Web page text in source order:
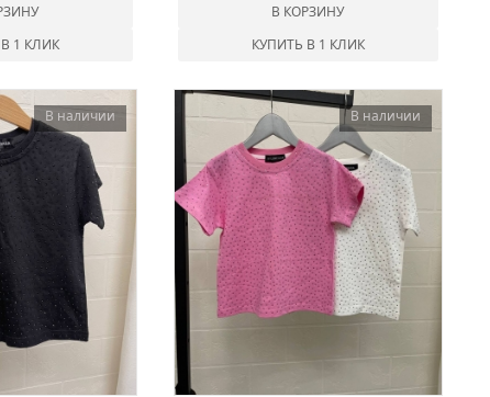
1 КЛИК
В КОРЗИНУ
КУПИТЬ В 1 КЛИК
В наличии В наличии